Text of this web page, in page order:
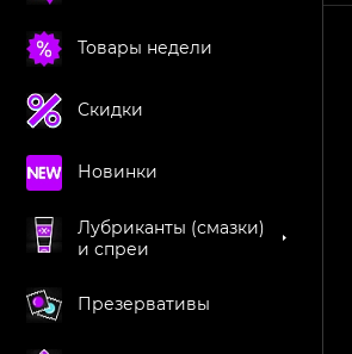
Товары недели
Скидки
Новинки
Лубриканты (смазки)
и спреи
Презервативы